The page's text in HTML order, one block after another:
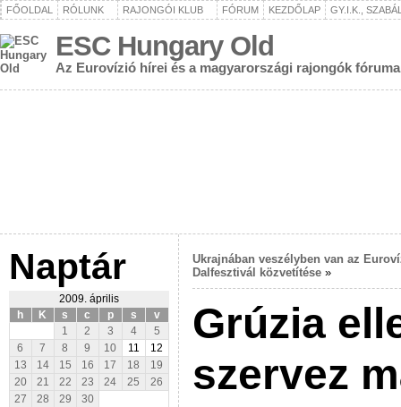
FŐOLDAL RÓLUNK RAJONGÓI KLUB FÓRUM KEZDŐLAP GY.I.K.,
ESC Hungary Old
Az Eurovízió hírei és a magyarországi rajongók fóruma
Naptár
2009. április
h
K s c p s
v
1
2 3 4
5
6
7 8 9 10 11
12
13
14 15 16 17 18
19
20
21 22 23 24 25
26
27
28 29 30
Ukrajnában veszélyben van az
Dalfesztivál közvetítése »
Grúzia
szervez